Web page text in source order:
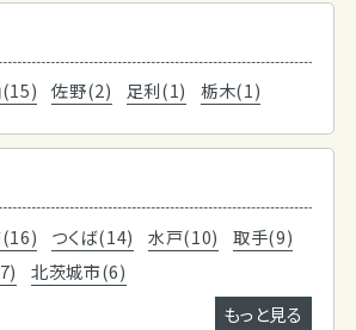
佐野(2) 足利(1) 栃木(1)
つくば(14) 水戸(10)
取手(9)
北茨城市(6)
もっと見る